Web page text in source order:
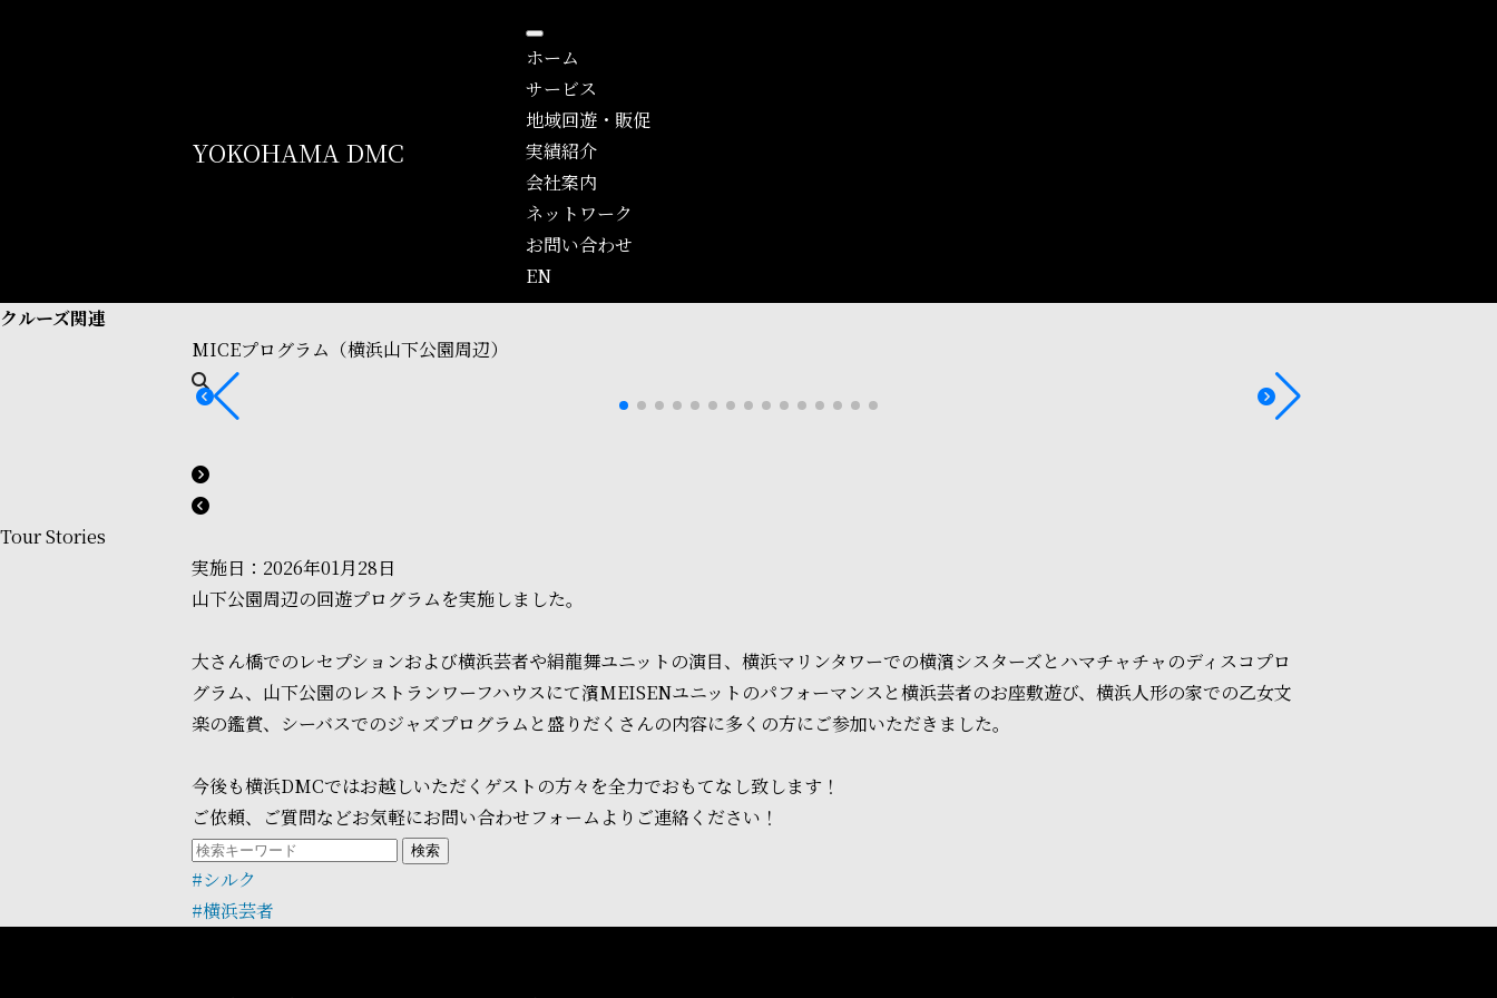
YOKOHAMA DMC
ホーム
サービス
地域回遊・販促
実績紹介
会社案内
ネットワーク
お問い合わせ
EN
クルーズ関連
MICEプログラム（横浜山下公園周辺）
Tour Stories
実施日：2026年01月28日
山下公園周辺の回遊プログラムを実施しました。
大さん橋でのレセプションおよび横浜芸者や絹龍舞ユニットの演目、横浜マリンタワーでの横濱シスターズとハマチャチャのディスコプロ
グラム、山下公園のレストランワーフハウスにて濱MEISENユニットのパフォーマンスと横浜芸者のお座敷遊び、横浜人形の家での乙女文
楽の鑑賞、シーバスでのジャズプログラムと盛りだくさんの内容に多くの方にご参加いただきました。
今後も横浜DMCではお越しいただくゲストの方々を全力でおもてなし致します！
ご依頼、ご質問などお気軽にお問い合わせフォームよりご連絡ください！
検索
#シルク
#横浜芸者